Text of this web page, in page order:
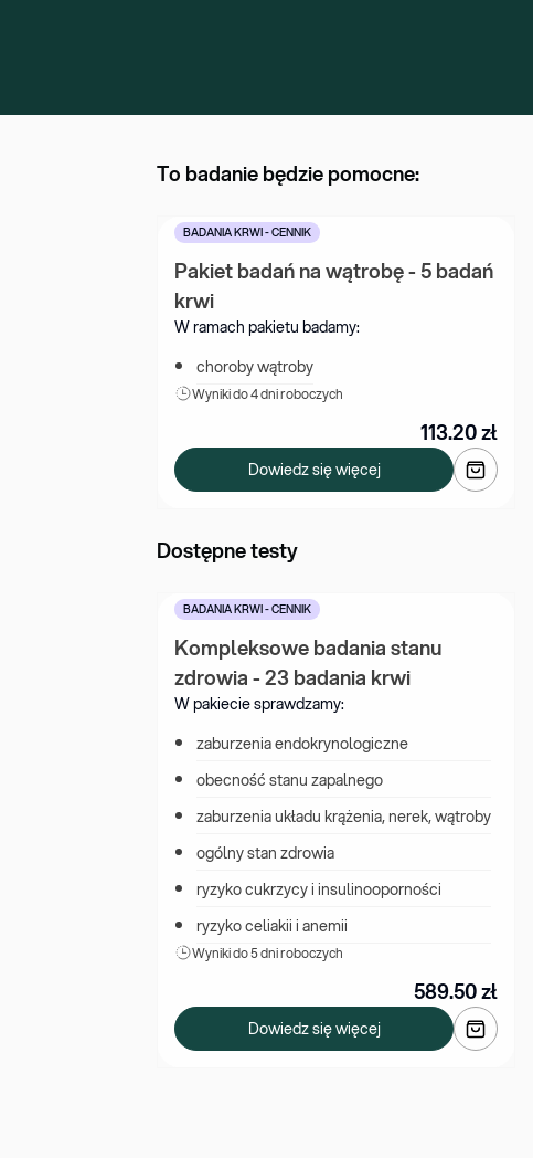
To badanie będzie pomocne:
BADANIA KRWI - CENNIK
Pakiet badań na wątrobę - 5 badań
krwi
W ramach pakietu badamy:
choroby wątroby
Wyniki do 4 dni roboczych
113.20zł
Dowiedz się więcej
Dostępne testy
BADANIA KRWI - CENNIK
Kompleksowe badania stanu
zdrowia - 23 badania krwi
W pakiecie sprawdzamy:
zaburzenia endokrynologiczne
obecność stanu zapalnego
zaburzenia układu krążenia, nerek, wątroby
ogólny stan zdrowia
ryzyko cukrzycy i insulinooporności
ryzyko celiakii i anemii
Wyniki do 5 dni roboczych
589.50zł
Dowiedz się więcej